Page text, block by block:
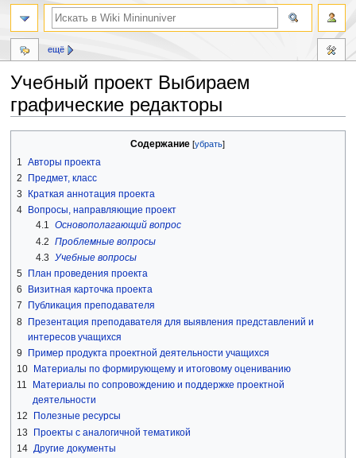
Учебный проект Выбираем
графические редакторы
навигации
поиску
Содержание
1
Авторы проекта
2
Предмет, класс
3
Краткая аннотация проекта
4
Вопросы, направляющие проект
4.1 Основополагающий вопрос
4.2 Проблемные вопросы
4.3
Учебные вопросы
5
План проведения проекта
6
Визитная карточка проекта
7
Публикация преподавателя
8 Презентация преподавателя для выявления представлений и
интересов учащихся
9
Пример продукта проектной деятельности учащихся
10
Материалы по формирующему и итоговому оцениванию
11
Материалы по сопровождению и поддержке проектной
деятельности
12
Полезные ресурсы
13
Проекты с аналогичной тематикой
14 Другие документы
ещё